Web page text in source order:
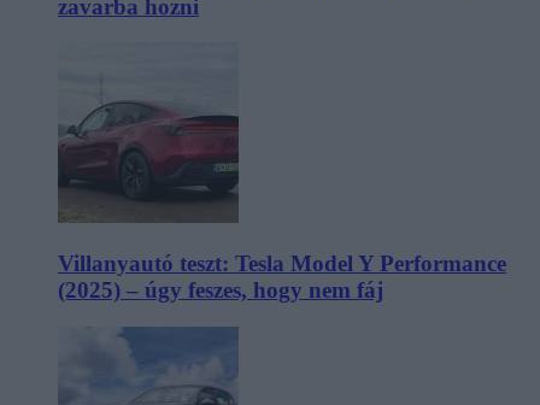
zavarba hozni
Villanyautó teszt: Tesla Model Y Performance
(2025) – úgy feszes, hogy nem fáj